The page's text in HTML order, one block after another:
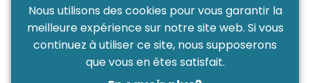
Partenaire de:
Nous utilisons des cookies pour vous garantir la
meilleure expérience sur notre site web. Si vous
continuez à utiliser ce site, nous supposerons
que vous en êtes satisfait.